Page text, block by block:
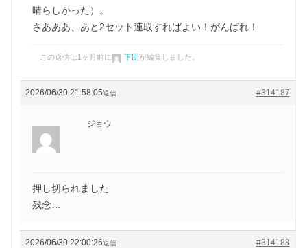
晴らしかった）。
さあああ、あと2セット連取すればよい！がんばれ！
この返信は1ヶ月前に 下団が編集しました。
2026/06/30 21:58:05 #314187
返信
ジョウ
押し切られました
残念…
2026/06/30 22:00:26 #314188
返信